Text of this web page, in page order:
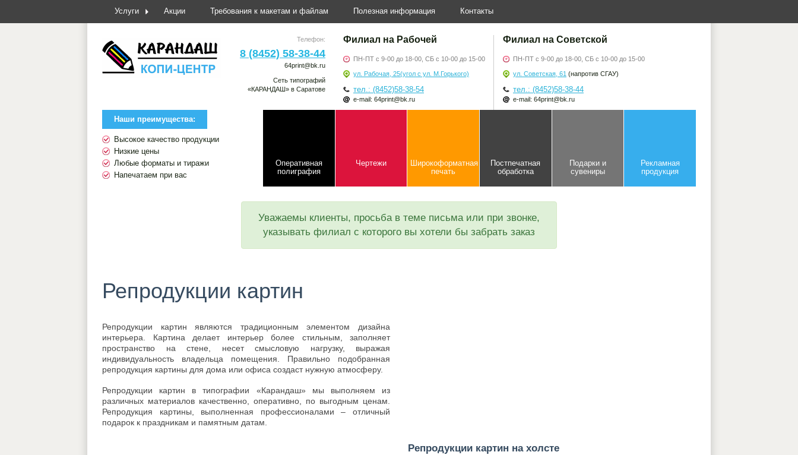
Услуги Акции Требования к макетам и файлам Полезная информация Контакты
Телефон:
8 (8452) 58-38-44
64print@bk.ru
Сеть типографий
«КАРАНДАШ» в Саратове
Филиал на Рабочей
ПН-ПТ с 9-00 до 18-00, СБ с 10-00 до 15-00
ул. Рабочая, 25(угол с ул. М.Горького)
тел.: (8452)58-38-54
e-mail: 64print@bk.ru
Филиал на Советской
ПН-ПТ с 9-00 до 18-00, СБ с 10-00 до 15-00
ул. Советская, 61 (напротив СГАУ)
тел.: (8452)58-38-44
e-mail: 64print@bk.ru
Наши преимущества:
Высокое качество продукции
Низкие цены
Любые форматы и тиражи
Напечатаем при вас
Оперативная
полиграфия
Чертежи
Широкоформатная
печать
Постпечатная
обработка
Подарки и
сувениры
Рекламная
продукция
Уважаемы клиенты, просьба в теме письма или при звонке,
указывать филиал с которого вы хотели бы забрать заказ
Репродукции картин
Репродукции картин являются традиционным элементом дизайна
интерьера. Картина делает интерьер более стильным, заполняет
пространство на стене, несет смысловую нагрузку, выражая
индивидуальность владельца помещения. Правильно подобранная
репродукция картины для дома или офиса создаст нужную атмосферу.
Репродукции картин в типографии «Карандаш» мы выполняем из
различных материалов качественно, оперативно, по выгодным ценам.
Репродукция картины, выполненная профессионалами – отличный
подарок к праздникам и памятным датам.
Репродукции картин на холсте